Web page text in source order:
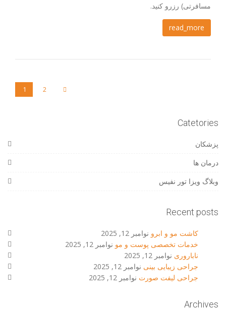
مسافرتی) رزرو کنید.
read_more
1 2
Catetories
پزشکان
درمان ها
وبلاگ ویزا تور نفیس
Recent posts
کاشت مو و ابرو نوامبر 12, 2025
خدمات تخصصی پوست و مو نوامبر 12, 2025
ناباروری نوامبر 12, 2025
جراحی زیبایی بینی نوامبر 12, 2025
جراحی لیفت صورت نوامبر 12, 2025
Archives